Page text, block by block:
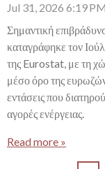
Jul 31, 2026 6:19 PM
Σημαντική
καταγράφηκε τον
της Eurostat, με τη
μέσο όρο της
εντάσεις που
αγορές ενέργειας.
Read more »